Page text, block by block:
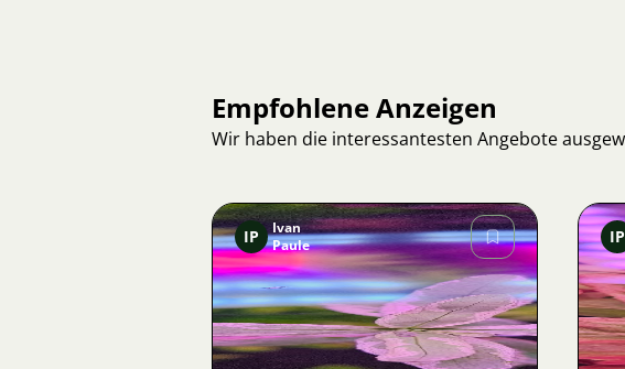
Empfohlene Anzeigen
Wir haben die interessantesten Angebote
Bild
IP
Ivan
Paule
IP